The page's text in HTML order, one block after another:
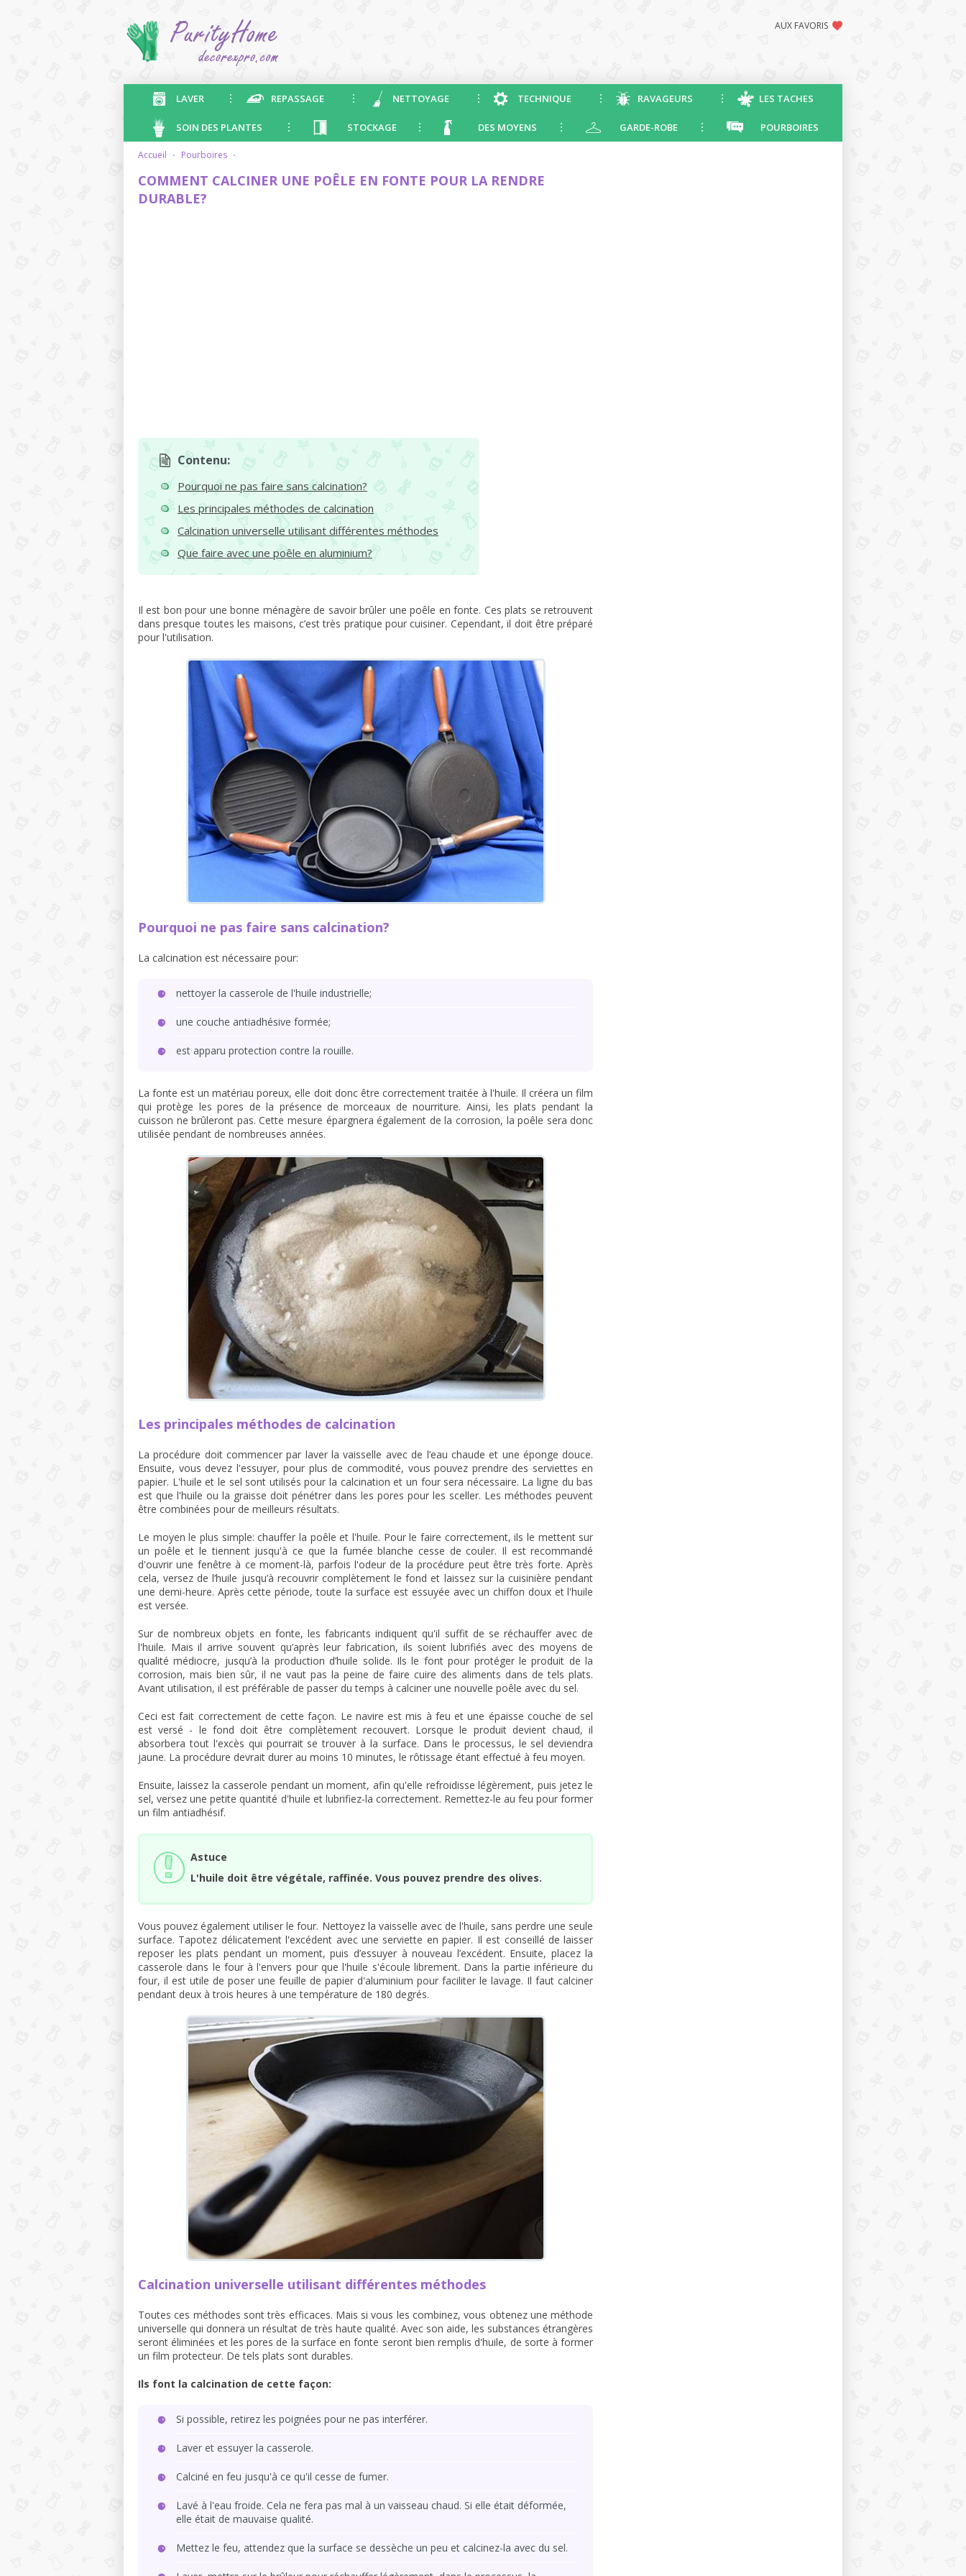
AUX FAVORIS
LAVER REPASSAGE NETTOYAGE TECHNIQUE RAVAGEURS LES TACHES
SOIN DES PLANTES STOCKAGE DES MOYENS GARDE-ROBE POURBOIRES
accueil · pourboires ·
COMMENT CALCINER UNE POÊLE EN FONTE POUR LA RENDRE
DURABLE?
Contenu:
Pourquoi ne pas faire sans calcination?
Les principales méthodes de calcination
Calcination universelle utilisant différentes méthodes
Que faire avec une poêle en aluminium?
Il est bon pour une bonne ménagère de savoir brûler une poêle en fonte. Ces plats se retrouvent
dans presque toutes les maisons, c’est très pratique pour cuisiner. Cependant, il doit être préparé
pour l'utilisation.
Pourquoi ne pas faire sans calcination?
La calcination est nécessaire pour:
nettoyer la casserole de l'huile industrielle;
une couche antiadhésive formée;
est apparu protection contre la rouille.
La fonte est un matériau poreux, elle doit donc être correctement traitée à l'huile. Il créera un film
qui protège les pores de la présence de morceaux de nourriture. Ainsi, les plats pendant la
cuisson ne brûleront pas. Cette mesure épargnera également de la corrosion, la poêle sera donc
utilisée pendant de nombreuses années.
Les principales méthodes de calcination
La procédure doit commencer par laver la vaisselle avec de l’eau chaude et une éponge douce.
Ensuite, vous devez l'essuyer, pour plus de commodité, vous pouvez prendre des serviettes en
papier. L'huile et le sel sont utilisés pour la calcination et un four sera nécessaire. La ligne du bas
est que l'huile ou la graisse doit pénétrer dans les pores pour les sceller. Les méthodes peuvent
être combinées pour de meilleurs résultats.
Le moyen le plus simple: chauffer la poêle et l'huile. Pour le faire correctement, ils le mettent sur
un poêle et le tiennent jusqu'à ce que la fumée blanche cesse de couler. Il est recommandé
d'ouvrir une fenêtre à ce moment-là, parfois l'odeur de la procédure peut être très forte. Après
cela, versez de l’huile jusqu’à recouvrir complètement le fond et laissez sur la cuisinière pendant
une demi-heure. Après cette période, toute la surface est essuyée avec un chiffon doux et l'huile
est versée.
Sur de nombreux objets en fonte, les fabricants indiquent qu'il suffit de se réchauffer avec de
l'huile. Mais il arrive souvent qu’après leur fabrication, ils soient lubrifiés avec des moyens de
qualité médiocre, jusqu’à la production d’huile solide. Ils le font pour protéger le produit de la
corrosion, mais bien sûr, il ne vaut pas la peine de faire cuire des aliments dans de tels plats.
Avant utilisation, il est préférable de passer du temps à calciner une nouvelle poêle avec du sel.
Ceci est fait correctement de cette façon. Le navire est mis à feu et une épaisse couche de sel
est versé - le fond doit être complètement recouvert. Lorsque le produit devient chaud, il
absorbera tout l'excès qui pourrait se trouver à la surface. Dans le processus, le sel deviendra
jaune. La procédure devrait durer au moins 10 minutes, le rôtissage étant effectué à feu moyen.
Ensuite, laissez la casserole pendant un moment, afin qu'elle refroidisse légèrement, puis jetez le
sel, versez une petite quantité d'huile et lubrifiez-la correctement. Remettez-le au feu pour former
un film antiadhésif.
Astuce
L'huile doit être végétale, raffinée. Vous pouvez prendre des olives.
Vous pouvez également utiliser le four. Nettoyez la vaisselle avec de l'huile, sans perdre une seule
surface. Tapotez délicatement l'excédent avec une serviette en papier. Il est conseillé de laisser
reposer les plats pendant un moment, puis d’essuyer à nouveau l’excédent. Ensuite, placez la
casserole dans le four à l'envers pour que l'huile s'écoule librement. Dans la partie inférieure du
four, il est utile de poser une feuille de papier d'aluminium pour faciliter le lavage. Il faut calciner
pendant deux à trois heures à une température de 180 degrés.
Calcination universelle utilisant différentes méthodes
Toutes ces méthodes sont très efficaces. Mais si vous les combinez, vous obtenez une méthode
universelle qui donnera un résultat de très haute qualité. Avec son aide, les substances étrangères
seront éliminées et les pores de la surface en fonte seront bien remplis d'huile, de sorte à former
un film protecteur. De tels plats sont durables.
Ils font la calcination de cette façon:
Si possible, retirez les poignées pour ne pas interférer.
Laver et essuyer la casserole.
Calciné en feu jusqu'à ce qu'il cesse de fumer.
Lavé à l'eau froide. Cela ne fera pas mal à un vaisseau chaud. Si elle était déformée,
elle était de mauvaise qualité.
Mettez le feu, attendez que la surface se dessèche un peu et calcinez-la avec du sel.